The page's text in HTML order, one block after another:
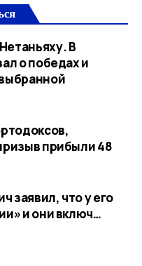
В
о победах и
прибыли 48
заявил, что у его
и они включ…